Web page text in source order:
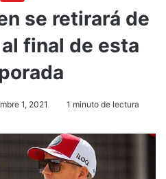
se retirará de
final de esta
1, 2021 1 minuto de lectura